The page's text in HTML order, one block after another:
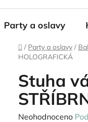
Party a oslavy
Domů
/ Party a oslavy /
HOLOGRAFICKÁ
Stuha
Průměrné
Neohodnoceno